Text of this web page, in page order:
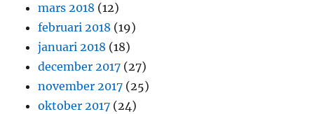
mars 2018 (12)
februari 2018 (19)
januari 2018 (18)
december 2017 (27)
november 2017 (25)
oktober 2017 (24)